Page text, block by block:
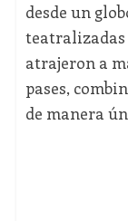
desde un
teatralizadas
atrajeron a
pases,
de manera